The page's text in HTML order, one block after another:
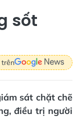
sốt
trên
sát chặt chẽ
điều trị người